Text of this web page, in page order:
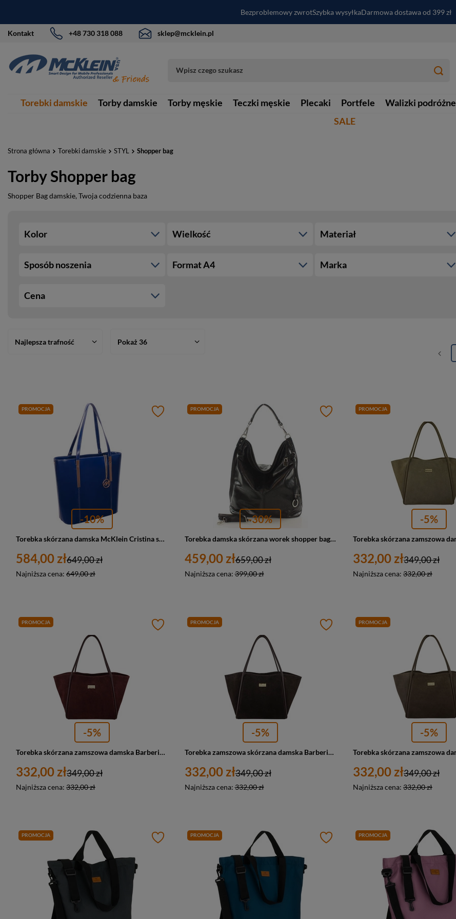
Bezproblemowy zwrotSzybka wysyłkaDarmowa dostawa od 399 zł
Kontakt +48 730 318 088 sklep@mcklein.pl
Torebki damskie Torby damskie Torby męskie Teczki męskie Plecaki Portfele Walizki podróżne
SALE
Strona główna Torebki damskie STYL Shopper bag
Torby Shopper bag
Shopper Bag damskie, Twoja codzienna baza
Kolor Wielkość Materiał
Sposób noszenia Format A4 Marka
Cena
Najlepsza trafność
Pokaż 36
PROMOCJA
-10%
Torebka skórzana damska McKlein Cristina shopper A4 granatowa
584,00 zł
Najniższa cena: 649,00 zł
649,00 zł
PROMOCJA
-30%
Torebka damska skórzana worek shopper bag czarny A4 Marco Mazzini s92a
459,00 zł
Najniższa cena:399,00 zł
659,00 zł
PROMOCJA
-5%
332,00 zł
Najniższa cena: 332,00 zł
349,00 zł
PROMOCJA
-5%
Torebka skórzana zamszowa damska Barberini's 1008-5 shopperka A4 bordowa
332,00 zł
Najniższa cena: 332,00 zł
349,00 zł
PROMOCJA
-5%
Torebka zamszowa skórzana damska Barberini's 1008-11 shopper A4 ciemnobrązowa
332,00 zł
Najniższa cena:332,00 zł
349,00 zł
PROMOCJA
-5%
332,00 zł
Najniższa cena: 332,00 zł
349,00 zł
PROMOCJA PROMOCJA PROMOCJA